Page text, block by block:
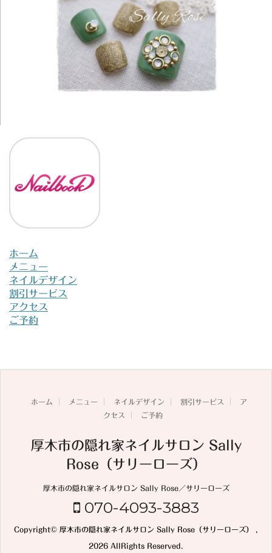
ホーム
メニュー
ネイルデザイン
割引サービス
アクセス
ご予約
ホーム メニュー ネイルデザイン 割引サービス
ア
クセス
ご予約
厚木市の隠れ家ネイルサロン Sally
Rose（サリーローズ）
厚木市の隠れ家ネイルサロン Sally Rose／サリーローズ
070-4093-3883
Copyright© 厚木市の隠れ家ネイルサロン Sally Rose（サリーローズ） ,
2026 AllRights Reserved.